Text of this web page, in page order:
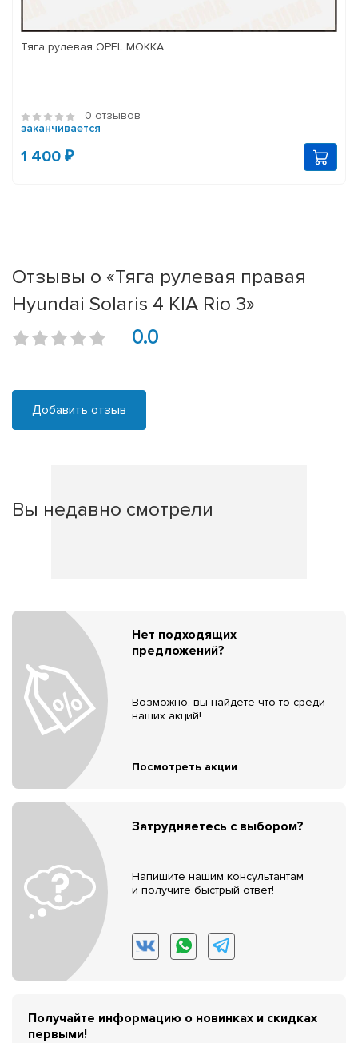
Тяга рулевая OPEL MOKKA
0 отзывов
заканчивается
1 400 ₽
Отзывы о «Тяга рулевая правая
Hyundai Solaris 4 KIA Rio 3»
0.0
Добавить отзыв
Вы недавно смотрели
Нет подходящих
предложений?
Возможно, вы найдёте что-то среди
наших акций!
Посмотреть акции
Затрудняетесь с выбором?
Напишите нашим консультантам
и получите быстрый ответ!
Получайте информацию о новинках и скидках
первыми!